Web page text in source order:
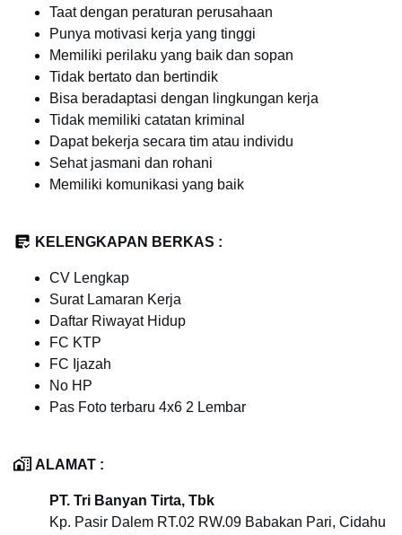
Taat dengan peraturan perusahaan
Punya motivasi kerja yang tinggi
Memiliki perilaku yang baik dan sopan
Tidak bertato dan bertindik
Bisa beradaptasi dengan lingkungan kerja
Tidak memiliki catatan kriminal
Dapat bekerja secara tim atau individu
Sehat jasmani dan rohani
Memiliki komunikasi yang baik
KELENGKAPAN BERKAS :
CV Lengkap
Surat Lamaran Kerja
Daftar Riwayat Hidup
FC KTP
FC Ijazah
No HP
Pas Foto terbaru 4x6 2 Lembar
ALAMAT :
PT. Tri Banyan Tirta, Tbk
Kp. Pasir Dalem RT.02 RW.09 Babakan Pari, Cidahu